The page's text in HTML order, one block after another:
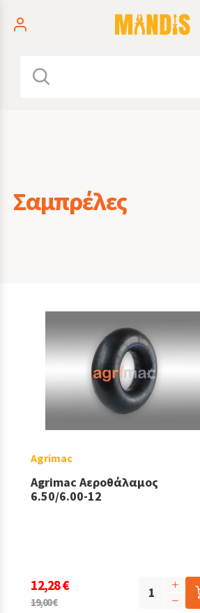
Σαμπρέλες
Agrimac
Agrimac Αεροθάλαμος
6.50/6.00-12
12,28 €
19,00 €